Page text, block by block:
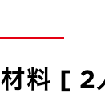
材料 [ 2